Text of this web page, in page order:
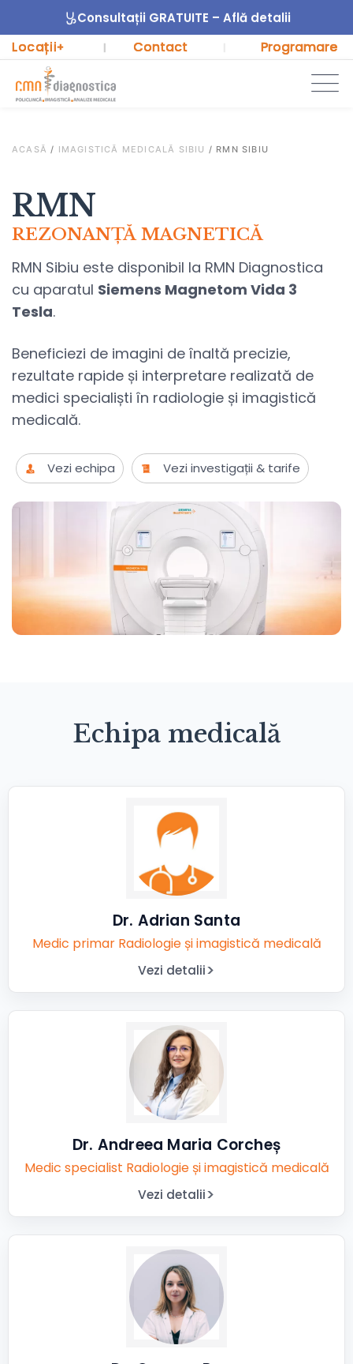
Consultații GRATUITE – Află detalii
Locații+ | Contact Programare
ACASĂ / IMAGISTICĂ MEDICALĂ SIBIU / RMN SIBIU
RMN
REZONANȚĂ MAGNETICĂ
RMN Sibiu este disponibil la RMN Diagnostica
cu aparatul Siemens Magnetom Vida 3
Tesla.
Beneficiezi de imagini de înaltă precizie,
rezultate rapide și interpretare realizată de
medici specialiști în radiologie și imagistică
medicală.
Vezi echipa Vezi investigații & tarife
Echipa medicală
Dr. Adrian Santa
Medic primar Radiologie și imagistică medicală
Vezi detalii
Dr. Andreea Maria Corcheș
Medic specialist Radiologie și imagistică medicală
Vezi detalii